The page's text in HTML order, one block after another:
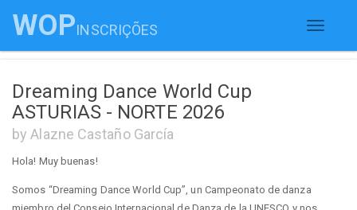
Toggle
WOPINSCRIÇÕES
Dreaming Dance World Cup
ASTURIAS - NORTE 2026
by Alazne Castaño García
Hola! Muy buenas!
Somos “Dreaming Dance World Cup”, un Campeonato de danza